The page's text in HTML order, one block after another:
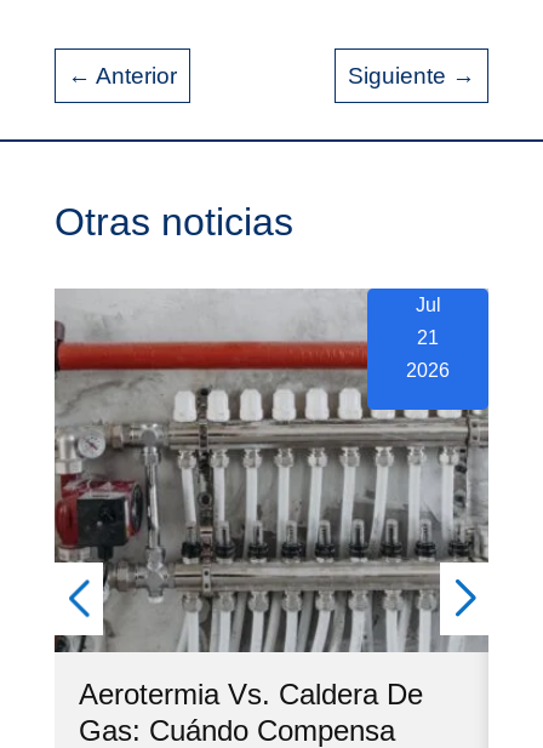
← Anterior Siguiente →
Otras noticias
Jul
21
2026
Aerotermia Vs. Caldera De
Gas: Cuándo Compensa